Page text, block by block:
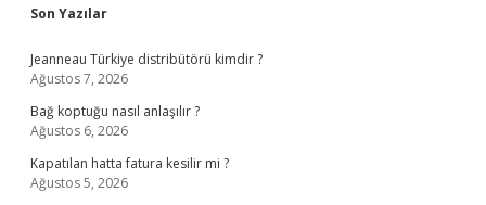
Sidebar
Son Yazılar
Jeanneau Türkiye distribütörü kimdir ?
Ağustos 7, 2026
Bağ koptuğu nasıl anlaşılır ?
Ağustos 6, 2026
Kapatılan hatta fatura kesilir mi ?
Ağustos 5, 2026